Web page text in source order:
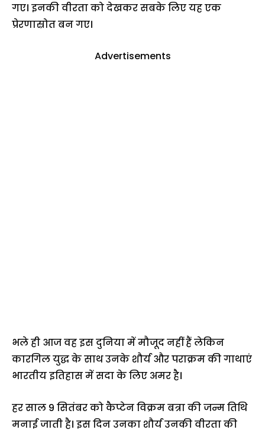
गए। इनकी वीरता को देखकर सबके लिए यह एक
प्रेरणास्रोत बन गए।
Advertisements
भले ही आज वह इस दुनिया में मौजूद नहीं हैं लेकिन
कारगिल युद्ध के साथ उनके शौर्य और पराक्रम की गाथाएं
भारतीय इतिहास में सदा के लिए अमर है।
हर साल 9 सितंबर को कैप्टेन विक्रम बत्रा की जन्म तिथि
मनाई जाती है। इस दिन उनका शौर्य उनकी वीरता की